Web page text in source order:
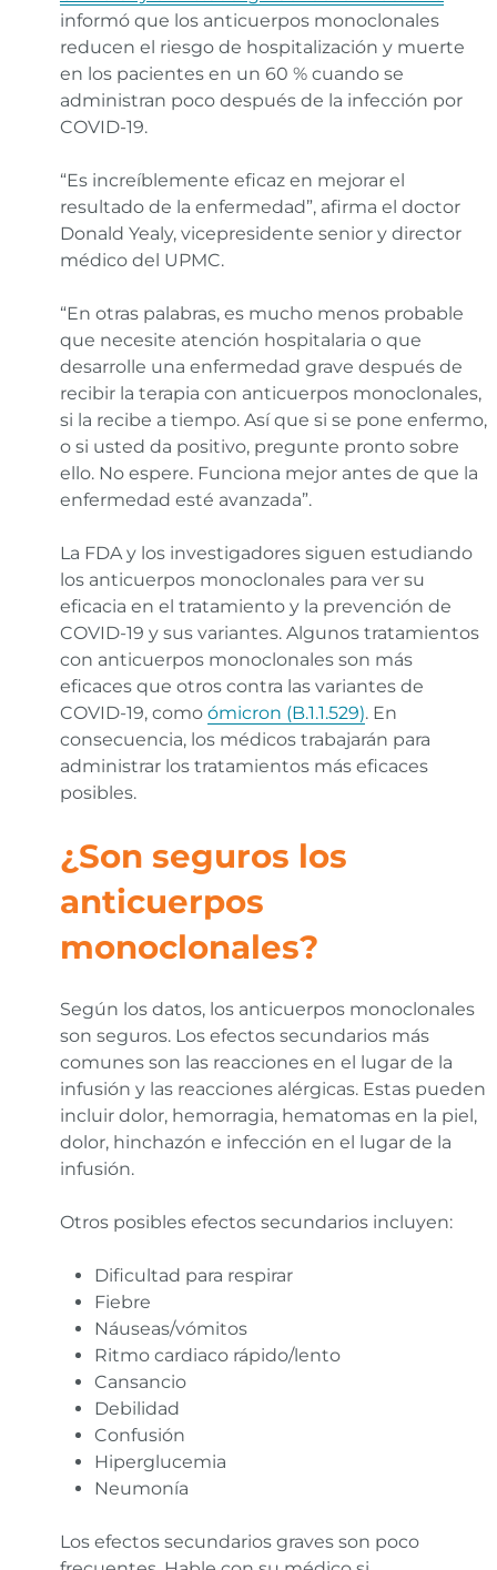
informó que los anticuerpos monoclonales
reducen el riesgo de hospitalización y muerte
en los pacientes en un 60 % cuando se
administran poco después de la infección por
COVID-19.
“Es increíblemente eficaz en mejorar el
resultado de la enfermedad”, afirma el doctor
Donald Yealy, vicepresidente senior y director
médico del UPMC.
“En otras palabras, es mucho menos probable
que necesite atención hospitalaria o que
desarrolle una enfermedad grave después de
recibir la terapia con anticuerpos monoclonales,
si la recibe a tiempo. Así que si se pone enfermo,
o si usted da positivo, pregunte pronto sobre
ello. No espere. Funciona mejor antes de que la
enfermedad esté avanzada”.
La FDA y los investigadores siguen estudiando
los anticuerpos monoclonales para ver su
eficacia en el tratamiento y la prevención de
COVID-19 y sus variantes. Algunos tratamientos
con anticuerpos monoclonales son más
eficaces que otros contra las variantes de
COVID-19, como ómicron (B.1.1.529). En
consecuencia, los médicos trabajarán para
administrar los tratamientos más eficaces
posibles.
¿Son seguros los
anticuerpos
monoclonales?
Según los datos, los anticuerpos monoclonales
son seguros. Los efectos secundarios más
comunes son las reacciones en el lugar de la
infusión y las reacciones alérgicas. Estas pueden
incluir dolor, hemorragia, hematomas en la piel,
dolor, hinchazón e infección en el lugar de la
infusión.
Otros posibles efectos secundarios incluyen:
Dificultad para respirar
Fiebre
Náuseas/vómitos
Ritmo cardiaco rápido/lento
Cansancio
Debilidad
Confusión
Hiperglucemia
Neumonía
Los efectos secundarios graves son poco